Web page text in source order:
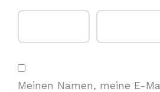
Meinen Namen, meine E-